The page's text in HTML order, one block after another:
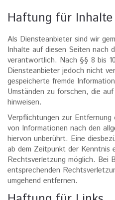
Haftung für Inhalte
Als Diensteanbieter sind wir
Inhalte auf diesen Seiten nach
verantwortlich. Nach §§ 8 bis
Diensteanbieter jedoch nicht
gespeicherte fremde
Umständen zu forschen, die
hinweisen.
Verpflichtungen zur
von Informationen nach den
hiervon unberührt. Eine
ab dem Zeitpunkt der Kenntnis
Rechtsverletzung möglich. Bei
entsprechenden
umgehend entfernen.